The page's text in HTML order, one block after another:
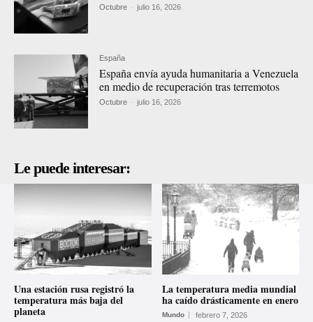
Octubre - julio 16, 2026
España
España envía ayuda humanitaria a Venezuela
en medio de recuperación tras terremotos
Octubre - julio 16, 2026
Le puede interesar:
Una estación rusa registró la
temperatura más baja del
planeta
La temperatura media mundial
ha caído drásticamente en enero
Mundo febrero 7, 2026